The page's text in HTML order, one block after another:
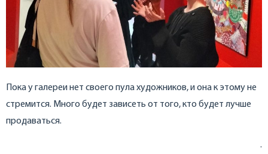
Пока у галереи нет своего пула художников, и она к этому не
стремится. Много будет зависеть от того, кто будет лучше
продаваться.
.